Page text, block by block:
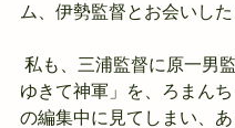
ム、伊勢監督とお会いした
ゆきて神軍」を、ろまん
の編集中に見てしまい、